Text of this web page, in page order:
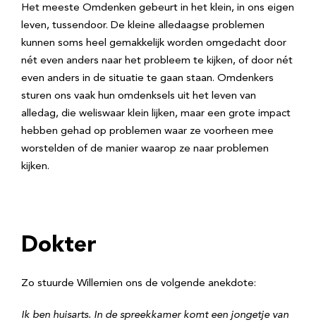
Het meeste Omdenken gebeurt in het klein, in ons eigen
leven, tussendoor. De kleine alledaagse problemen
kunnen soms heel gemakkelijk worden omgedacht door
nét even anders naar het probleem te kijken, of door nét
even anders in de situatie te gaan staan. Omdenkers
sturen ons vaak hun omdenksels uit het leven van
alledag, die weliswaar klein lijken, maar een grote impact
hebben gehad op problemen waar ze voorheen mee
worstelden of de manier waarop ze naar problemen
kijken.
Dokter
Zo stuurde Willemien ons de volgende anekdote:
Ik ben huisarts. In de spreekkamer komt een jongetje van